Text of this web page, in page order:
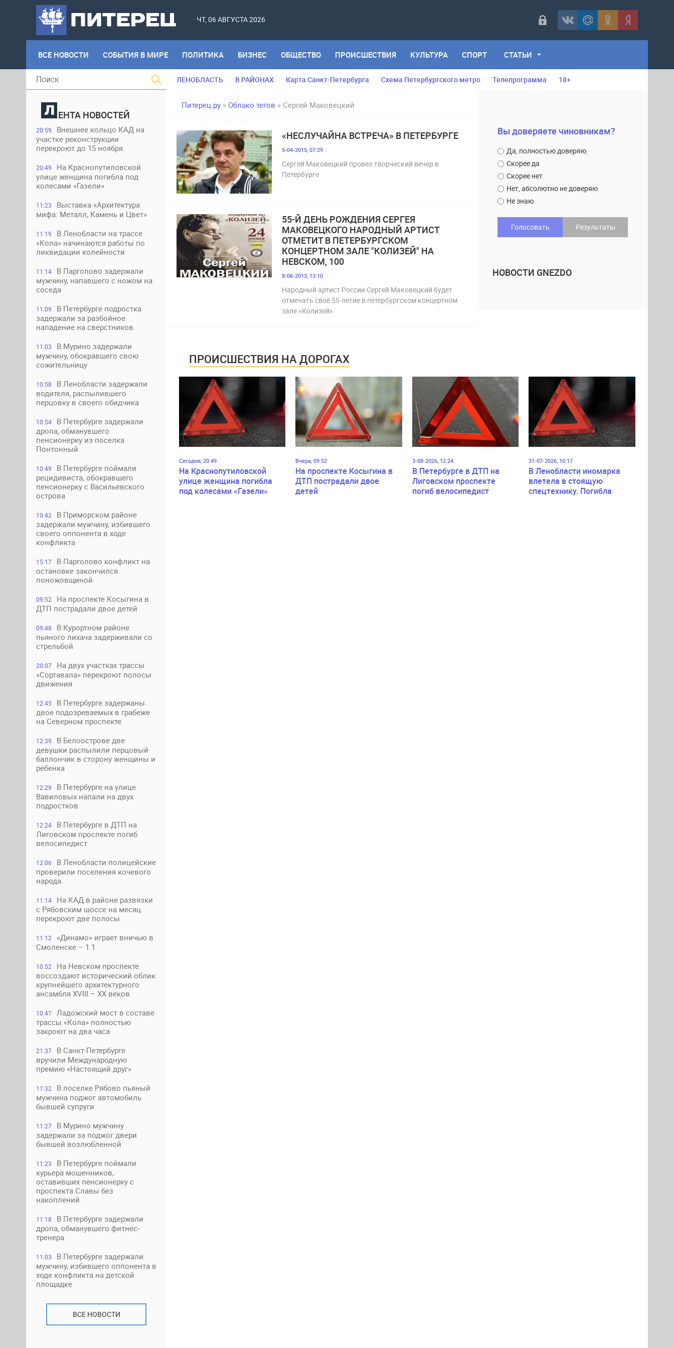
ЧТ, 06 АВГУСТА 2026
ВСЕ НОВОСТИ СОБЫТИЯ В МИРЕ ПОЛИТИКА БИЗНЕС ОБЩЕСТВО ПРОИСШЕСТВИЯ КУЛЬТУРА СПОРТ СТАТЬИ
ЕНТА НОВОСТЕЙ
20:59
Внешнее кольцо КАД на
участке реконструкции
перекроют до 15 ноября
20:49
На Краснопутиловской
улице женщина погибла под
колесами «Газели»
11:23
Выставка «Архитектура
мифа: Металл, Камень и Цвет»
11:19
В Ленобласти на трассе
«Кола» начинаются работы по
ликвидации колейности
11:14
В Парголово задержали
мужчину, напавшего с ножом на
соседа
11:09
В Петербурге подростка
задержали за разбойное
нападение на сверстников
11:03
В Мурино задержали
мужчину, обокравшего свою
сожительницу
10:58
В Ленобласти задержали
водителя, распылившего
перцовку в своего обидчика
10:54
В Петербурге задержали
дропа, обманувшего
пенсионерку из поселка
Понтонный
10:49
В Петербурге поймали
рецидивиста, обокравшего
пенсионерку с Васильевского
острова
10:42
В Приморском районе
задержали мужчину, избившего
своего оппонента в ходе
конфликта
15:17
В Парголово конфликт на
остановке закончился
поножовщиной
09:52
На проспекте Косыгина в
ДТП пострадали двое детей
09:48
В Курортном районе
пьяного лихача задерживали со
стрельбой
20:07
На двух участках трассы
«Сортавала» перекроют полосы
движения
12:45
В Петербурге задержаны
двое подозреваемых в грабеже
на Северном проспекте
12:39
В Белоострове две
девушки распылили перцовый
баллончик в сторону женщины и
ребенка
12:29
В Петербурге на улице
Вавиловых напали на двух
подростков
12:24
В Петербурге в ДТП на
Лиговском проспекте погиб
велосипедист
12:06
В Ленобласти полицейские
проверили поселения кочевого
народа
11:14
На КАД в районе развязки
с Рябовским шоссе на месяц
перекроют две полосы
11:12
«Динамо» играет вничью в
Смоленске – 1:1
10:52
На Невском проспекте
воссоздают исторический облик
крупнейшего архитектурного
ансамбля XVIII – XX веков
10:47
Ладожский мост в составе
трассы «Кола» полностью
закроют на два часа
21:37
В Санкт-Петербурге
вручили Международную
премию «Настоящий друг»
11:32
В поселке Рябово пьяный
мужчина поджог автомобиль
бывшей супруги
11:27
В Мурино мужчину
задержали за поджог двери
бывшей возлюбленной
11:23
В Петербурге поймали
курьера мошенников,
оставивших пенсионерку с
проспекта Славы без
накоплений
11:18
В Петербурге задержали
дропа, обманувшего фитнес-
тренера
11:03
В Петербурге задержали
мужчину, избившего оппонента в
ходе конфликта на детской
площадке
ВСЕ НОВОСТИ
ЛЕНОБЛАСТЬ В РАЙОНАХ Карта Санкт-Петербурга Схема Петербургского метро Телепрограмма 18+
Питерец.ру » Облако тегов » Сергей Маковецкий
«НЕСЛУЧАЙНА ВСТРЕЧА» В ПЕТЕРБУРГЕ
5-04-2015, 07:29
Сергей Маковецкий провел творческий вечер в
Петербурге
55-Й ДЕНЬ РОЖДЕНИЯ СЕРГЕЯ
МАКОВЕЦКОГО НАРОДНЫЙ АРТИСТ
ОТМЕТИТ В ПЕТЕРБУРГСКОМ
КОНЦЕРТНОМ ЗАЛЕ "КОЛИЗЕЙ" НА
НЕВСКОМ, 100
8-06-2013, 13:10
Народный артист России Сергей Маковецкий будет
отмечать своё 55-летие в петербургском концертном
зале «Колизей».
Вы доверяете чиновникам?
Да, полностью доверяю
Скорее да
Скорее нет
Нет, абсолютно не доверяю
Не знаю
Голосовать Результаты
НОВОСТИ GNEZDO
ПРОИСШЕСТВИЯ НА ДОРОГАХ
Сегодня, 20:49
На Краснопутиловской
улице женщина погибла
под колесами «Газели»
Вчера, 09:52
На проспекте Косыгина в
ДТП пострадали двое
детей
3-08-2026, 12:24
В Петербурге в ДТП на
Лиговском проспекте
погиб велосипедист
31-07-2026, 10:17
В Ленобласти иномарка
влетела в стоящую
спецтехнику. Погибла